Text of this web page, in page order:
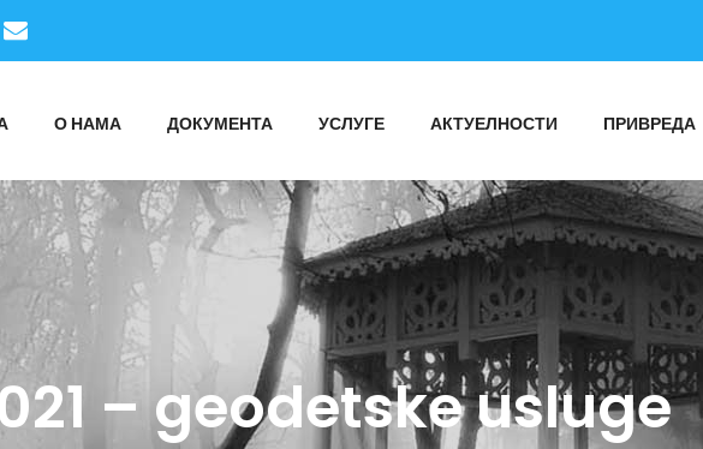
О НАМА ДОКУМЕНТА УСЛУГЕ АКТУЕЛНОСТИ ПРИВРЕДА
– geodetske usluge